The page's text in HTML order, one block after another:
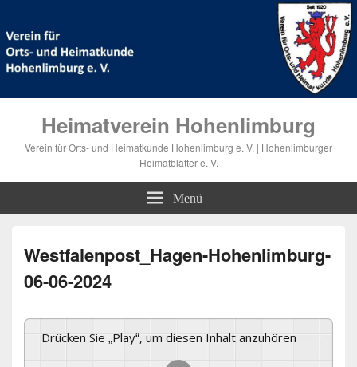
Heimatverein Hohenlimburg
Verein für Orts- und Heimatkunde Hohenlimburg e. V. | Hohenlimburger
Heimatblätter e. V.
Menü
Westfalenpost_Hagen-Hohenlimburg-
06-06-2024
Drücken Sie „Play“, um diesen Inhalt anzuhören